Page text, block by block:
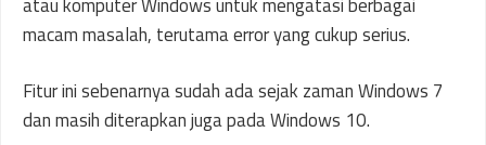
macam masalah, terutama error yang cukup serius.
Fitur ini sebenarnya sudah ada sejak zaman Windows 7
dan masih diterapkan juga pada Windows 10.